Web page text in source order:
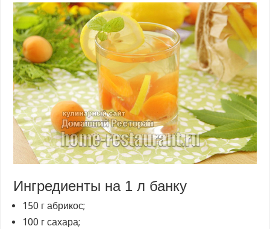
Ингредиенты на 1 л банку
150 г абрикос;
100 г сахара;